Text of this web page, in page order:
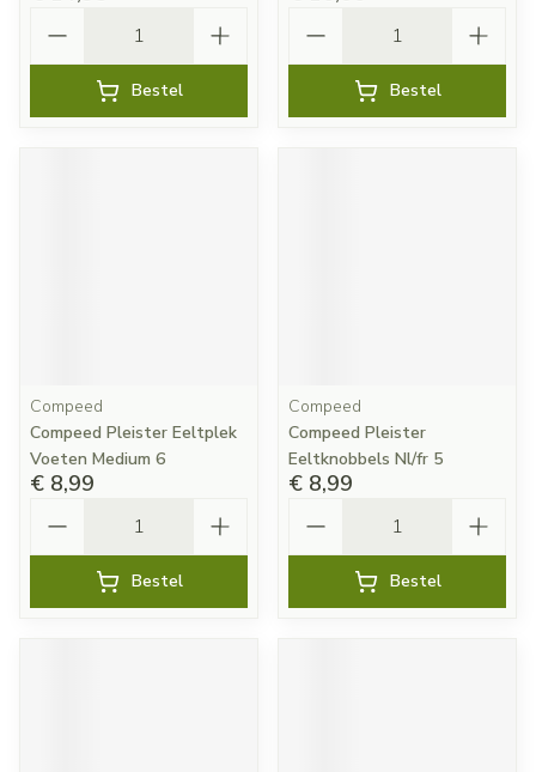
Bestel Bestel
Compeed
Compeed Pleister Eeltplek
Voeten Medium 6
€ 8,99
Bestel
Compeed
Compeed Pleister
Eeltknobbels Nl/fr 5
€ 8,99
Bestel